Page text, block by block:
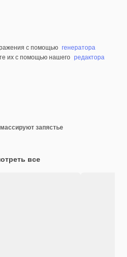
с помощью генератора
их с помощью нашего редактора
запястье
все